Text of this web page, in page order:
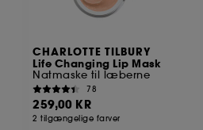
CHARLOTTE TILBURY
Life Changing Lip Mask
Natmaske til læberne
78
259,00 KR
2 tilgængelige farver